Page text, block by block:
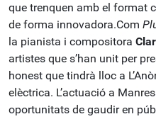
que trenquen amb el format
de forma innovadora.Com
la pianista i compositora
artistes que s’han unit per
honest que tindrà lloc a
elèctrica. L’actuació a
oportunitats de gaudir en